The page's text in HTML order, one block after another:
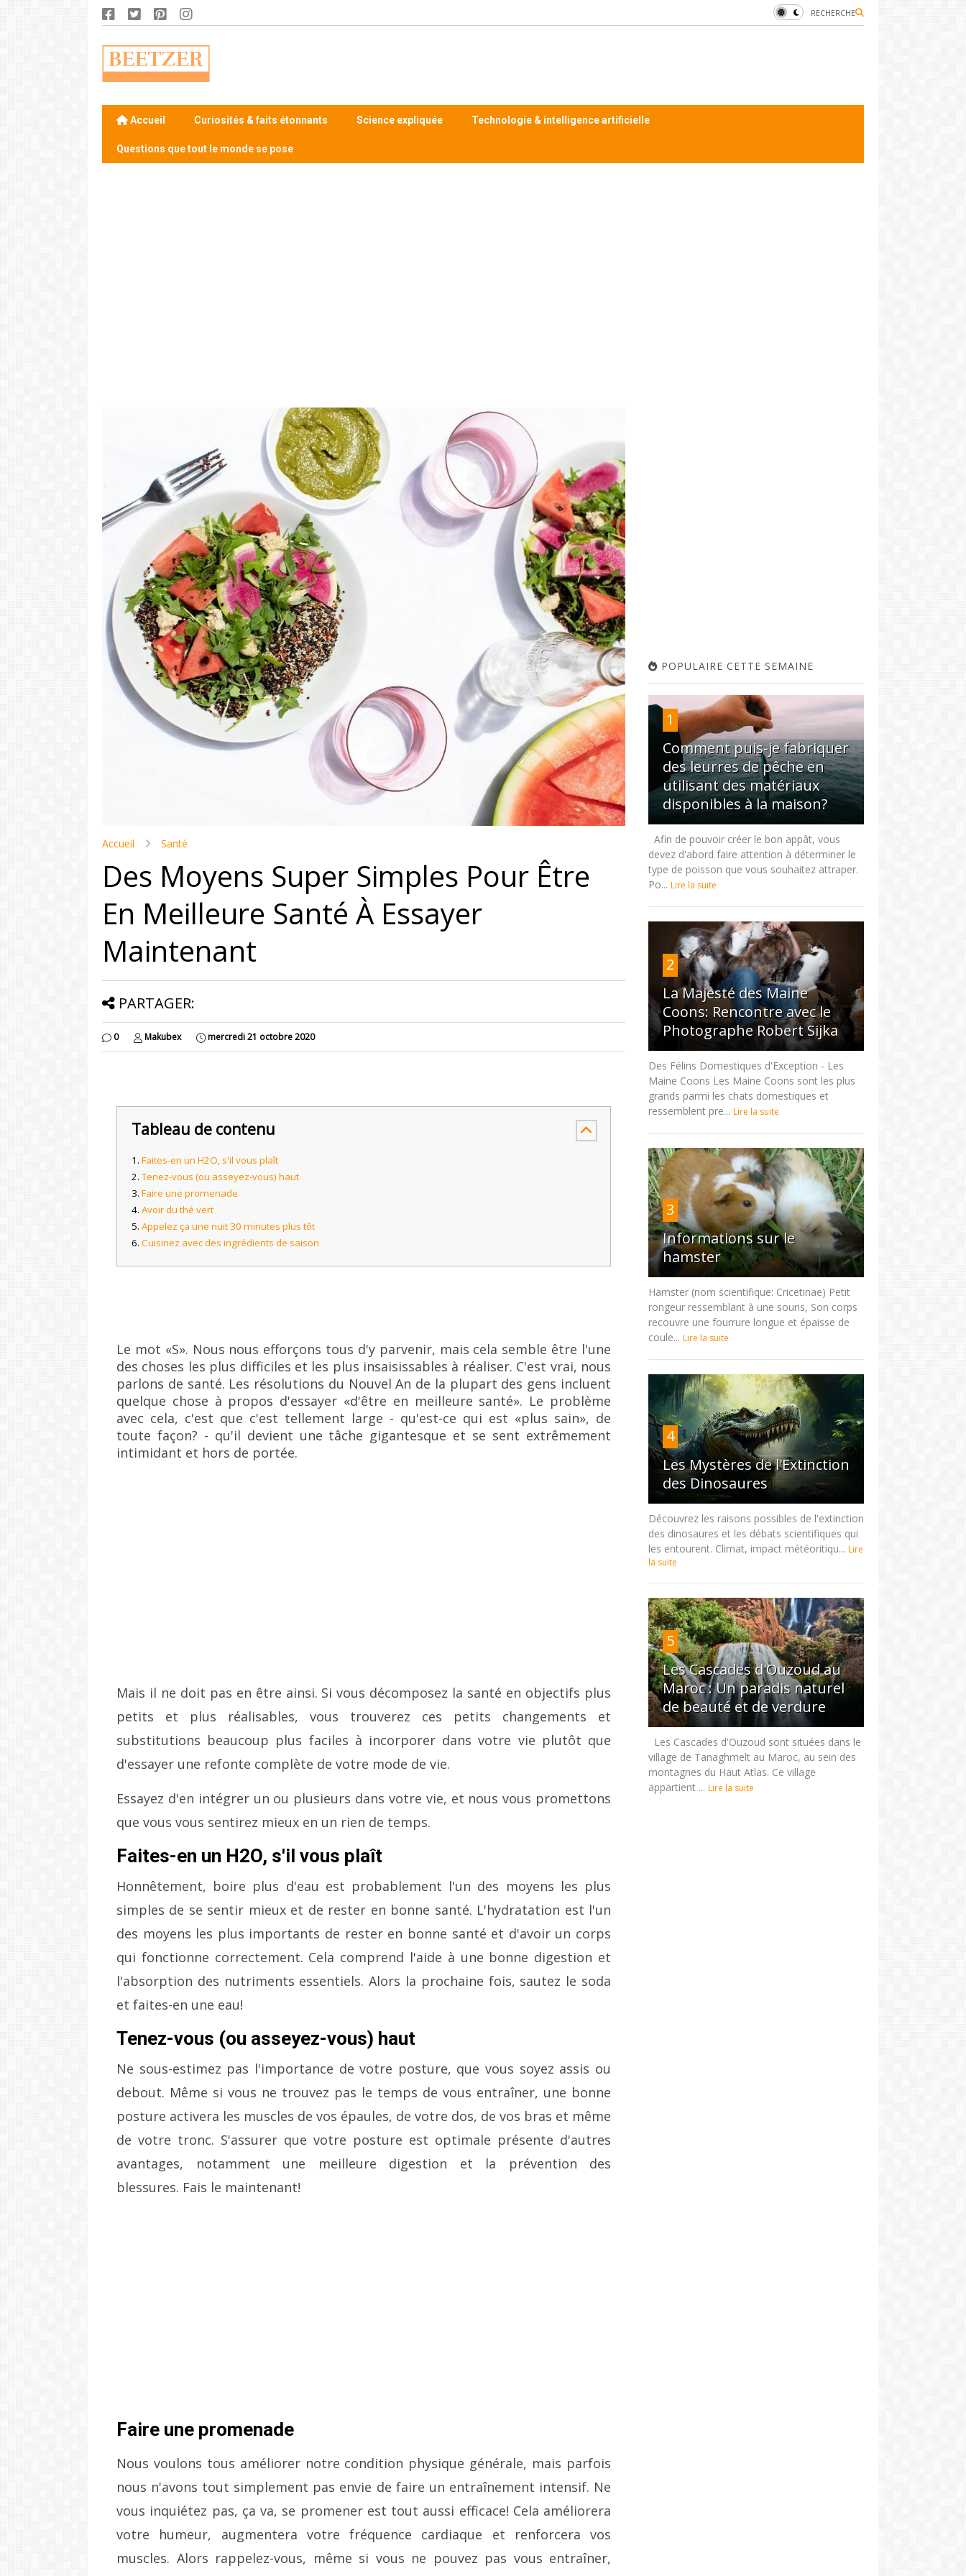
RECHERCHE
Accueil Curiosités & faits étonnants Science expliquée Technologie & intelligence artificielle
Questions que tout le monde se pose
Accueil Santé
Des Moyens Super Simples Pour Être
En Meilleure Santé À Essayer
Maintenant
PARTAGER:
0 Makubex mercredi 21 octobre 2020
Tableau de contenu
Faites-en un H2O, s'il vous plaît
Tenez-vous (ou asseyez-vous) haut
Faire une promenade
Avoir du thé vert
Appelez ça une nuit 30 minutes plus tôt
Cuisinez avec des ingrédients de saison
Le mot «S». Nous nous efforçons tous d'y parvenir, mais cela semble être l'une
des choses les plus difficiles et les plus insaisissables à réaliser. C'est vrai, nous
parlons de santé. Les résolutions du Nouvel An de la plupart des gens incluent
quelque chose à propos d'essayer «d'être en meilleure santé». Le problème
avec cela, c'est que c'est tellement large - qu'est-ce qui est «plus sain», de
toute façon? - qu'il devient une tâche gigantesque et se sent extrêmement
intimidant et hors de portée.
Mais il ne doit pas en être ainsi. Si vous décomposez la santé en objectifs plus
petits et plus réalisables, vous trouverez ces petits changements et
substitutions beaucoup plus faciles à incorporer dans votre vie plutôt que
d'essayer une refonte complète de votre mode de vie.
Essayez d'en intégrer un ou plusieurs dans votre vie, et nous vous promettons
que vous vous sentirez mieux en un rien de temps.
Faites-en un H2O, s'il vous plaît
Honnêtement, boire plus d'eau est probablement l'un des moyens les plus
simples de se sentir mieux et de rester en bonne santé. L'hydratation est l'un
des moyens les plus importants de rester en bonne santé et d'avoir un corps
qui fonctionne correctement. Cela comprend l'aide à une bonne digestion et
l'absorption des nutriments essentiels.Alors la prochaine fois, sautez le soda
et faites-en une eau!
Tenez-vous (ou asseyez-vous) haut
Ne sous-estimez pas l'importance de votre posture, que vous soyez assis ou
debout. Même si vous ne trouvez pas le temps de vous entraîner, une bonne
posture activera les muscles de vos épaules, de votre dos, de vos bras et même
de votre tronc. S'assurer que votre posture est optimale présente d'autres
avantages, notamment une meilleure digestion et la prévention des
blessures. Fais le maintenant!
Faire une promenade
Nous voulons tous améliorer notre condition physique générale, mais parfois
nous n'avons tout simplement pas envie de faire un entraînement intensif. Ne
vous inquiétez pas, ça va, se promener est tout aussi efficace! Cela améliorera
votre humeur, augmentera votre fréquence cardiaque et renforcera vos
muscles. Alors rappelez-vous, même si vous ne pouvez pas vous entraîner,
POPULAIRE CETTE SEMAINE
1
Comment puis-je fabriquer
des leurres de pêche en
utilisant des matériaux
disponibles à la maison?
Afin de pouvoir créer le bon appât, vous
devez d'abord faire attention à déterminer le
type de poisson que vous souhaitez attraper.
Po... Lire la suite
2
La Majesté des Maine
Coons: Rencontre avec le
Photographe Robert Sijka
Des Félins Domestiques d'Exception - Les
Maine Coons Les Maine Coons sont les plus
grands parmi les chats domestiques et
ressemblent pre... Lire la suite
3
Informations sur le
hamster
Hamster (nom scientifique: Cricetinae) Petit
rongeur ressemblant à une souris, Son corps
recouvre une fourrure longue et épaisse de
coule... Lire la suite
4
Les Mystères de l'Extinction
des Dinosaures
Découvrez les raisons possibles de l'extinction
des dinosaures et les débats scientifiques qui
les entourent. Climat, impact météoritiqu... Lire
la suite
5
Les Cascades d'Ouzoud au
Maroc : Un paradis naturel
de beauté et de verdure
Les Cascades d'Ouzoud sont situées dans le
village de Tanaghmelt au Maroc, au sein des
montagnes du Haut Atlas. Ce village
appartient ... Lire la suite